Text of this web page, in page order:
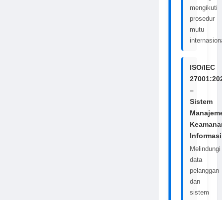
mengikuti
prosedur
mutu
ISO/IEC
–
Sistem
Informasi
Melindungi
data
pelanggan
dan
sistem